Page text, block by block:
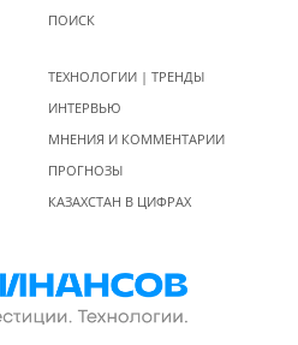
ПОИСК
ТЕХНОЛОГИИ | ТРЕНДЫ
ИНТЕРВЬЮ
МНЕНИЯ И КОММЕНТАРИИ
ПРОГНОЗЫ
КАЗАХСТАН В ЦИФРАХ